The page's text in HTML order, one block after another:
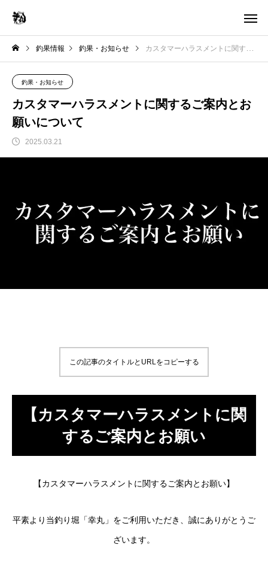
釣果情報 釣果・お知らせ カスタマーハラスメントに関するご案内とお願いについて
釣果・お知らせ
カスタマーハラスメントに関するご案内とお
願いについて
2025.03.21
この記事のタイトルとURLをコピーする
【カスタマーハラスメントに関
するご案内とお願い
【カスタマーハラスメントに関するご案内とお願い】
平素より当釣り堀「幸丸」をご利用いただき、誠にありがとうご
ざいます。